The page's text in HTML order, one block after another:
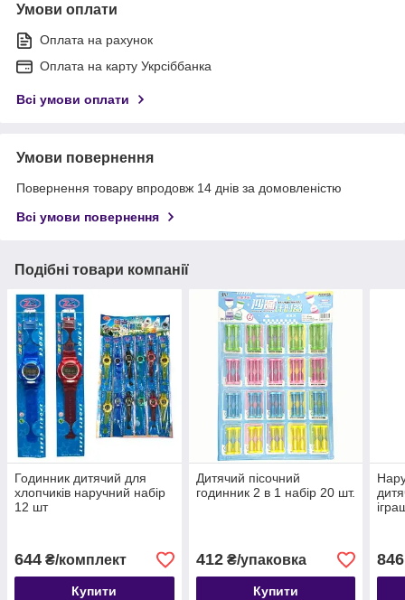
Умови оплати
Оплата на рахунок
Оплата на карту Укрсіббанка
Всі умови оплати
Умови повернення
Повернення товару впродовж 14 днів за домовленістю
Всі умови повернення
Подібні товари компанії
Годинник дитячий для
хлопчиків наручний набір
12 шт
644 ₴/комплект
Купити
Дитячий пісочний
годинник 2 в 1 набір 20 шт.
412₴/упаковка
Купити
846